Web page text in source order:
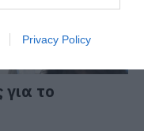
Privacy Policy
το